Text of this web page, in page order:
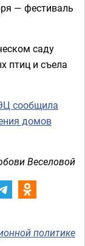
— фестиваль
саду
птиц и съела
сообщила
домов
Веселовой
политике